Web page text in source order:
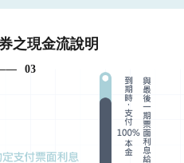
之現金流說明
03